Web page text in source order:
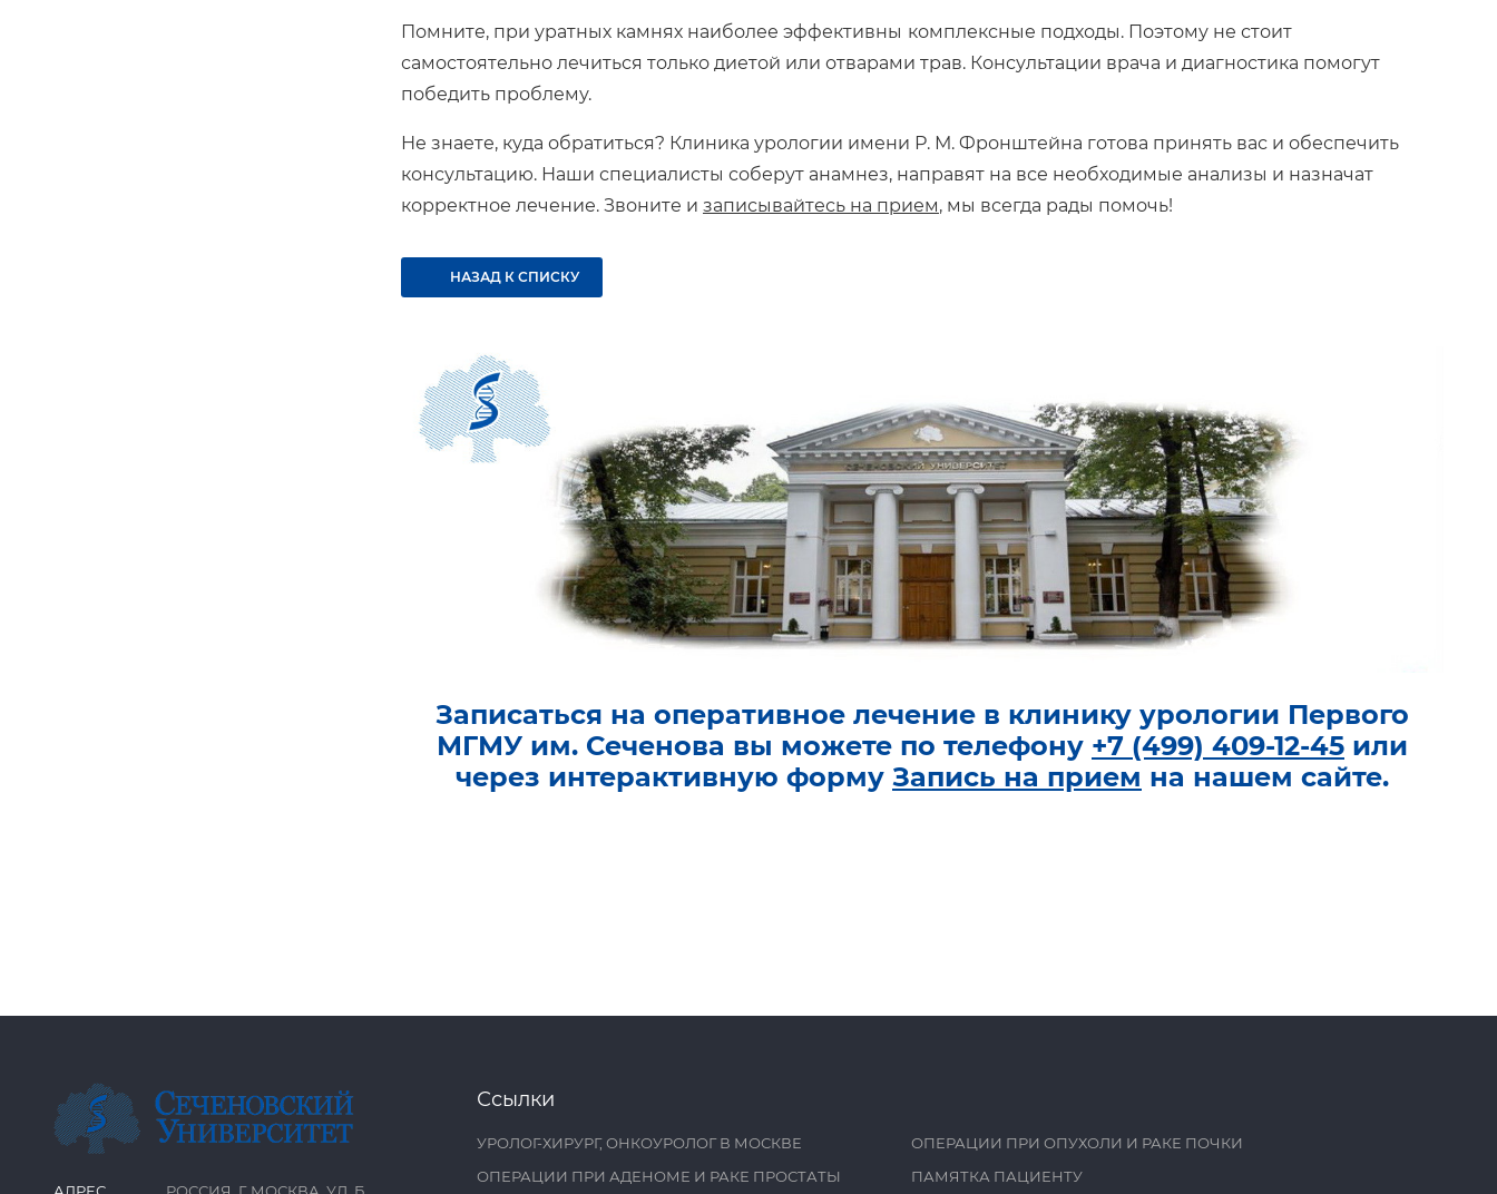
Помните, при уратных камнях наиболее эффективны комплексные подходы. Поэтому не стоит
самостоятельно лечиться только диетой или отварами трав. Консультации врача и диагностика помогут
победить проблему.
Не знаете, куда обратиться? Клиника урологии имени Р. М. Фронштейна готова принять вас и обеспечить
консультацию. Наши специалисты соберут анамнез, направят на все необходимые анализы и назначат
корректное лечение. Звоните и записывайтесь на прием, мы всегда рады помочь!
НАЗАД К СПИСКУ
Записаться на оперативное лечение в клинику урологии Первого
МГМУ им. Сеченова вы можете по телефону +7 (499) 409-12-45 или
через интерактивную форму Запись на прием на нашем сайте.
Ссылки
УРОЛОГ-ХИРУРГ, ОНКОУРОЛОГ В МОСКВЕ
ОПЕРАЦИИ ПРИ АДЕНОМЕ И РАКЕ ПРОСТАТЫ
ОПЕРАЦИИ ПРИ ОПУХОЛИ И РАКЕ ПОЧКИ
ПАМЯТКА ПАЦИЕНТУ